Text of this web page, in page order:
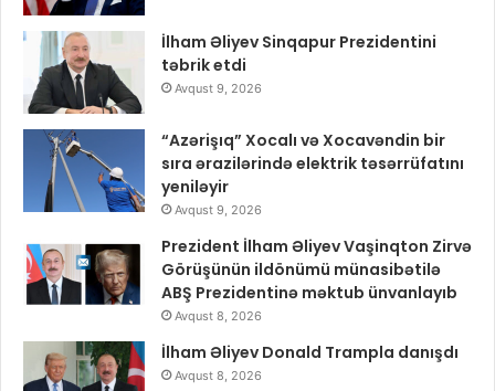
İlham Əliyev Sinqapur Prezidentini
təbrik etdi
Avqust 9, 2026
“Azərişıq” Xocalı və Xocavəndin bir
sıra ərazilərində elektrik təsərrüfatını
yeniləyir
Avqust 9, 2026
Prezident İlham Əliyev Vaşinqton Zirvə
Görüşünün ildönümü münasibətilə
ABŞ Prezidentinə məktub ünvanlayıb
Avqust 8, 2026
İlham Əliyev Donald Trampla danışdı
Avqust 8, 2026